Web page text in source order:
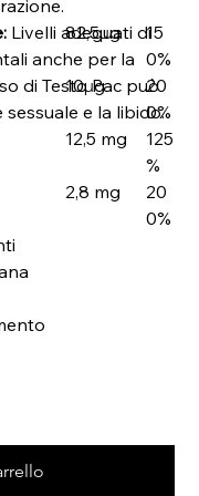
Livelli adeguati di
anche per la
di Testo Pac può
e la libido.
82,5μg
15
0%
10μg
20
0%
12,5 mg
125
%
2,8 mg
20
0%